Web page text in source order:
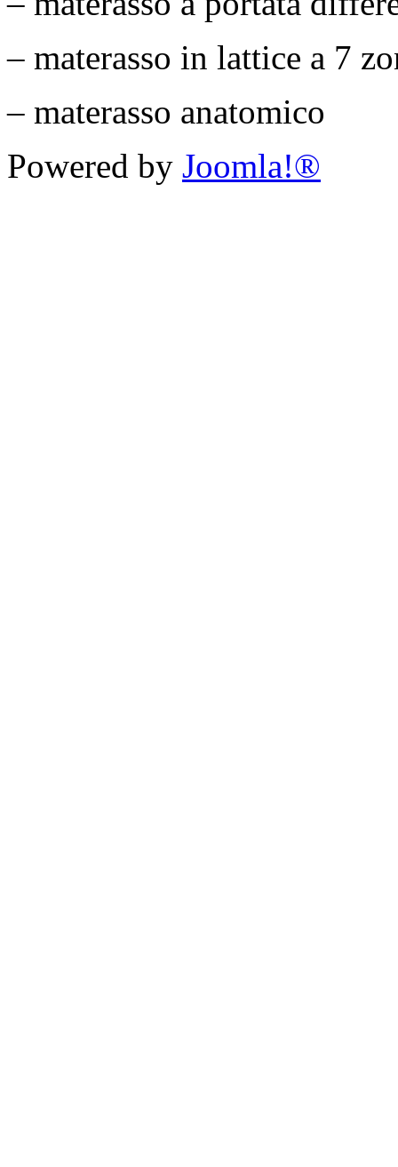
– materasso in lattice a 7
– materasso anatomico
Powered by Joomla!®